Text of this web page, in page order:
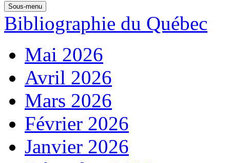
Sous-menu
Bibliographie du Québec
Mai 2026
Avril 2026
Mars 2026
Février 2026
Janvier 2026